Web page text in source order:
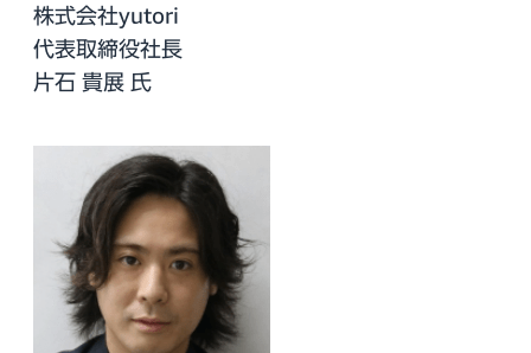
株式会社yutori
代表取締役社長
片石 貴展 氏